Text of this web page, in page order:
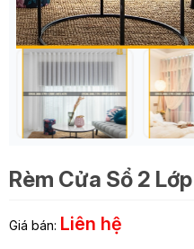
Rèm Cửa Sổ 2
Giá bán: Liên hệ